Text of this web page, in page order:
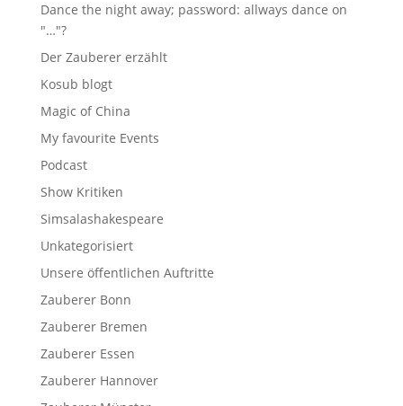
Dance the night away; password: allways dance on
"…"?
Der Zauberer erzählt
Kosub blogt
Magic of China
My favourite Events
Podcast
Show Kritiken
Simsalashakespeare
Unkategorisiert
Unsere öffentlichen Auftritte
Zauberer Bonn
Zauberer Bremen
Zauberer Essen
Zauberer Hannover